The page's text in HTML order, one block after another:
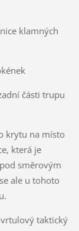
klamných
části trupu
krytu na místo
která je
směrovým
ale u tohoto
taktický